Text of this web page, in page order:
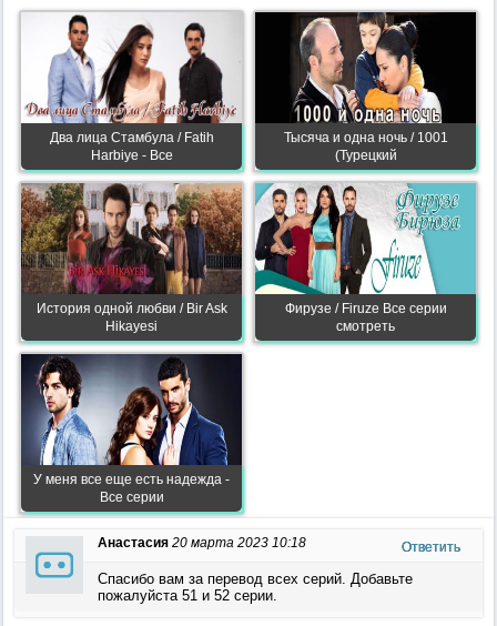
Два лица Стамбула / Fatih
Нarbiye - Все
Тысяча и одна ночь / 1001
(Турецкий
История одной любви / Bir Ask
Hikayesi
Фирузе / Firuze Все серии
смотреть
У меня все еще есть надежда -
Все серии
Анастасия 20 марта 2023 10:18 Ответить
Спасибо вам за перевод всех серий. Добавьте
пожалуйста 51 и 52 серии.